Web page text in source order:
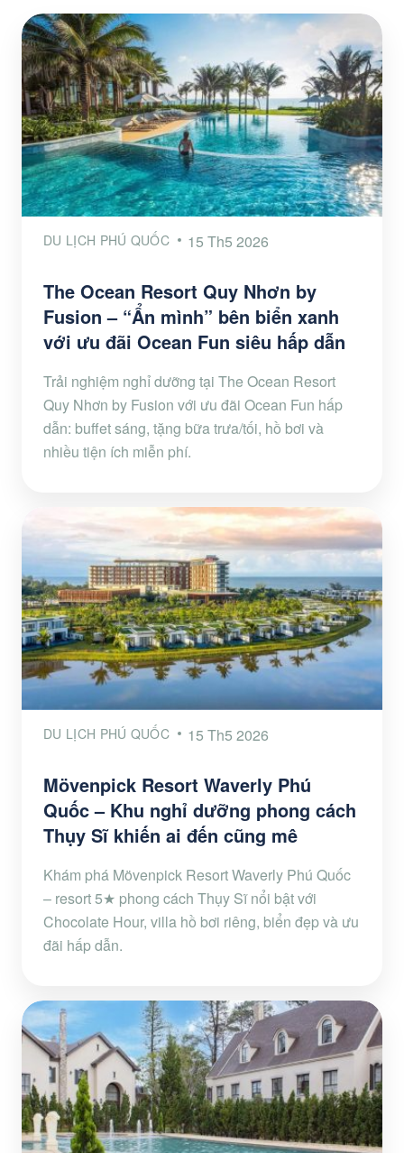
DU LỊCH PHÚ QUỐC 15 Th5 2026
The Ocean Resort Quy Nhơn by
Fusion – “Ẩn mình” bên biển xanh
với ưu đãi Ocean Fun siêu hấp dẫn
Trải nghiệm nghỉ dưỡng tại The Ocean Resort
Quy Nhơn by Fusion với ưu đãi Ocean Fun hấp
dẫn: buffet sáng, tặng bữa trưa/tối, hồ bơi và
nhiều tiện ích miễn phí.
DU LỊCH PHÚ QUỐC 15 Th5 2026
Mövenpick Resort Waverly Phú
Quốc – Khu nghỉ dưỡng phong cách
Thụy Sĩ khiến ai đến cũng mê
Khám phá Mövenpick Resort Waverly Phú Quốc
– resort 5★ phong cách Thụy Sĩ nổi bật với
Chocolate Hour, villa hồ bơi riêng, biển đẹp và ưu
đãi hấp dẫn.